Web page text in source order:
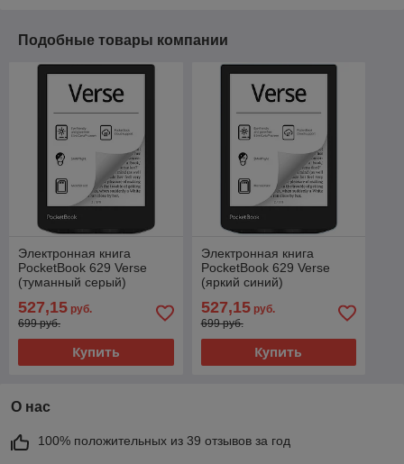
Подобные товары компании
Электронная книга
PocketBook 629 Verse
(туманный серый)
527,15 руб.
699 руб.
Купить
Электронная книга
PocketBook 629 Verse
(яркий синий)
527,15руб.
699 руб.
Купить
О нас
100% положительных из 39 отзывов за год